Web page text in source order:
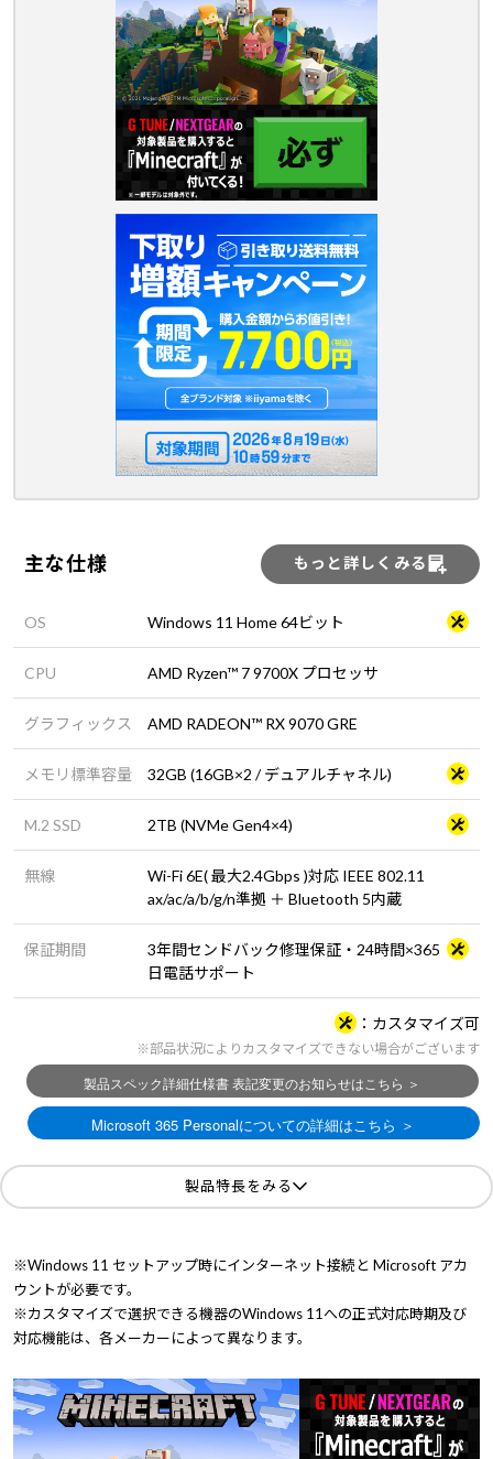
主な仕様 もっと詳しくみる
OS Windows 11 Home 64ビット
CPU AMD Ryzen™ 7 9700X プロセッサ
グラフィックス AMD RADEON™ RX 9070 GRE
メモリ標準容量 32GB (16GB×2 / デュアルチャネル)
M.2 SSD 2TB (NVMe Gen4×4)
無線
Wi-Fi 6E( 最大2.4Gbps )対応 IEEE 802.11
ax/ac/a/b/g/n準拠 ＋ Bluetooth 5内蔵
保証期間
3年間センドバック修理保証・24時間×365
日電話サポート
カスタマイズ可
※部品状況によりカスタマイズできない場合がございます
製品特長をみる
※Windows 11 セットアップ時にインターネット接続と Microsoft アカ
ウントが必要です。
※カスタマイズで選択できる機器のWindows 11への正式対応時期及び
対応機能は、各メーカーによって異なります。